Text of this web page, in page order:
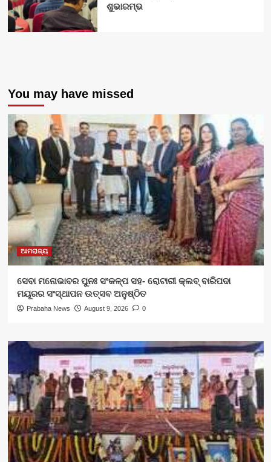
ଶୁଭାରମ୍ଭ
You may have missed
ଆମରାଜ୍ୟ
ସେବା ମନୋଭାବର ପୁନଃ ସଂକଳ୍ପ ସହ- ରୋଟାରୀ କ୍ଲବ୍ ବାରିପଦା
ମୟୂରର ସଂସ୍ଥାପନ ଉତ୍ସବ ଅନୁଷ୍ଠିତ
Prabaha News August 9, 2026 0